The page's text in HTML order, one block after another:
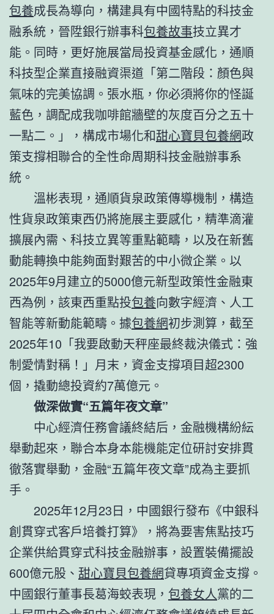
包養成長為導向，構建具有中國特點的科技金
融系統，晉陞銀行辦事科包養故事技立異才
能。同時，更好施展當局投資基金感化，通順
科技型企業直接融資渠道「第二階段：顏色與
氣味的完美協調。張水瓶，你必須將你的怪誕
藍色，調配成我咖啡館牆壁的灰度百分之五十
一點二。」，構成市場化和甜心寶貝包養網政
策支撐相聯合的全性命周期科技金融辦事系
統。
溫彬表現，通順貨泉政策傳導機制，構造
性貨泉政策東西仍將施展主要感化，精準滴灌
擴展內需、科技立異等重點範疇，以及在新舊
動能轉換中能夠面對艱苦的中小微企業。以
2025年9月建立的5000億元新型政策性金融東
西為例，該東西重點投包養向數字經濟、人工
智能等新動能範疇。據包養網初步測算，截至
2025年10「我要啟動天秤座最終裁決儀式：強
制愛情對稱！」月末，資金支撐項目超2300
個，撬動總投資約7萬億元。
做深做實“五篇年夜文章”
中心經濟任務會議終結后，金融機構紛紜
舉動起來，聯合本身本能機能定位研討安排貫
徹落實舉動，金融“五篇年夜文章”成為主要抓
手。
2025年12月23日，中國銀行發布《中銀科
創貫穿式客戶培養打算》，將為要害焦點技巧
企業供給貫穿式科技金融辦事，設置裝備擺設
600億元股、 甜心寶貝包養網貸專項資金支撐。
中國銀行董事長葛海蛟表現， 包養女人黨的二